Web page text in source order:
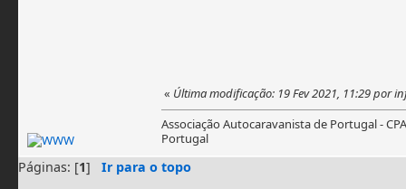
« Última modificação: 19 Fev 2021, 11:29 por
Associação Autocaravanista de Portugal - CPA
Portugal
Páginas: [1] Ir para o topo